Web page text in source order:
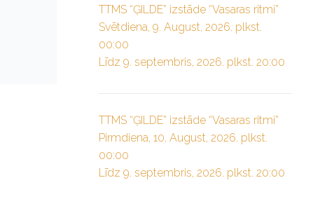
TTMS “ĢILDE” izstāde “Vasaras ritmi”
Svētdiena, 9. August, 2026. plkst.
00:00
Līdz 9. septembris, 2026. plkst. 20:00
TTMS “ĢILDE” izstāde “Vasaras ritmi”
Pirmdiena, 10. August, 2026. plkst.
00:00
Līdz 9. septembris, 2026. plkst. 20:00